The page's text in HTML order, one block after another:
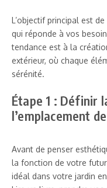
L’objectif principal est
qui réponde à vos
tendance est à la
extérieur, où chaque
sérénité.
Étape 1 : Définir
l’emplacement
Avant de penser
la fonction de votre
idéal dans votre jardin